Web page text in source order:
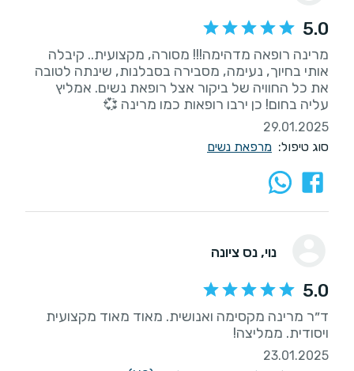
5.0
מרינה רופאה מדהימה!!! מסורה, מקצועית.. קיבלה
אותי בחיוך, נעימה, מסבירה בסבלנות, שינתה לטובה
את כל החוויה של ביקור אצל רופאת נשים. אמליץ
עליה בחום! כן ירבו רופאות כמו מרינה 💞
29.01.2025
סוג טיפול: מרפאת נשים
נוי, נס ציונה
5.0
ד״ר מרינה מקסימה ואנושית. מאוד מאוד מקצועית
ויסודית. ממליצה!
23.01.2025